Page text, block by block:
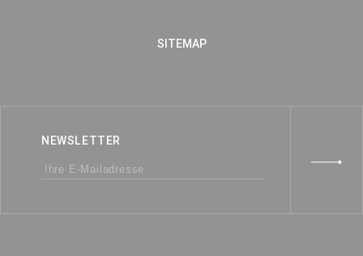
SITEMAP
NEWSLETTER